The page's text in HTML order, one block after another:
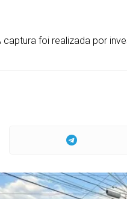
captura foi realizada por